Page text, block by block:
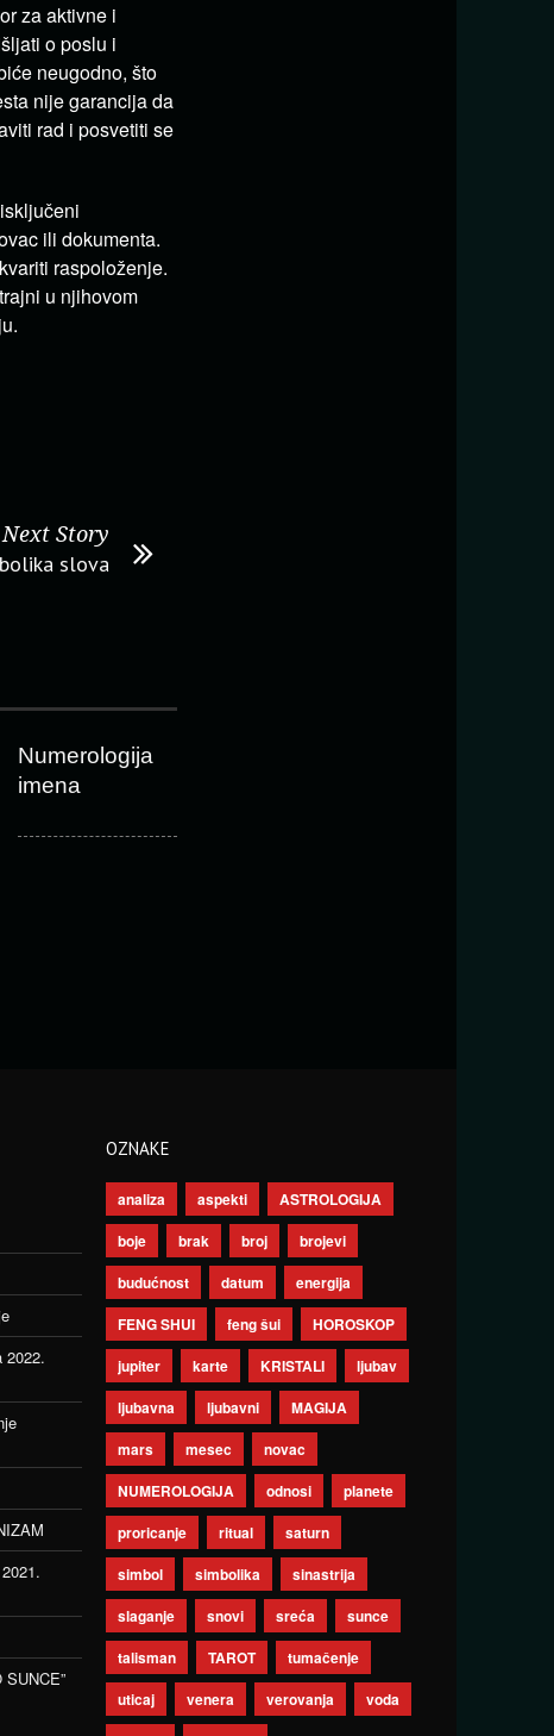
za aktivne i
o poslu i
neugodno, što
nije garancija da
rad i posvetiti se
ili dokumenta.
raspoloženje.
u njihovom
Next Story
slova
Numerologija
imena
2022.
SUNCE”
OZNAKE
analiza aspekti
ASTROLOGIJA
boje
brak broj
brojevi
budućnost
datum
energija
FENG SHUI
feng šui
HOROSKOP
jupiter
karte KRISTALI
ljubav
ljubavna
ljubavni
MAGIJA
mars
mesec
novac
NUMEROLOGIJA
odnosi
planete
proricanje
ritual
saturn
simbol
simbolika
sinastrija
slaganje
snovi sreća
sunce
talisman
TAROT
tumačenje
uticaj
venera verovanja
voda